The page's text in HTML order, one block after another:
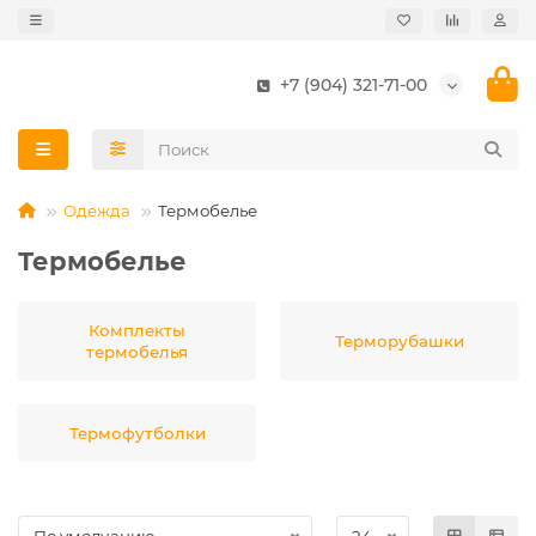
+7 (904) 321-71-00
Одежда Термобелье
Термобелье
Комплекты
термобелья
Терморубашки
Термофутболки